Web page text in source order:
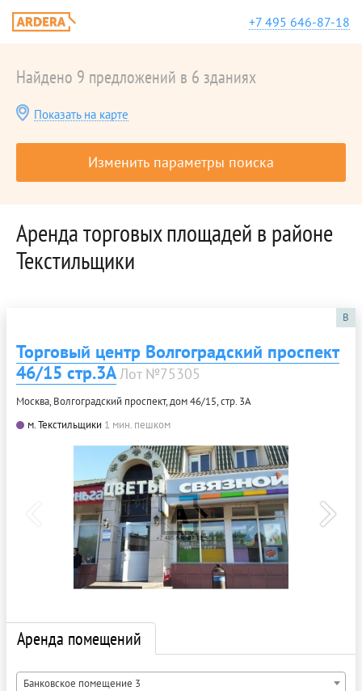
+7 495 646-87-18
Найдено 9 предложений в 6 зданиях
Показать на карте
Изменить параметры поиска
Аренда торговых площадей в районе
Текстильщики
B
Торговый центр Волгоградский проспект
46/15 стр.3АЛот №75305
Москва, Волгоградский проспект, дом 46/15, стр. 3А
м. Текстильщики 1 мин. пешком
Аренда помещений
Банковское помещение 3